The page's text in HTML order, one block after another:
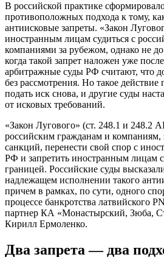
В российской практике
противоположных подхода к тому,
антиисковые запреты. «Закон
иностранным лицам судиться с
компаниями за рубежом, однако не
когда такой запрет наложен уже
арбитражные суды РФ считают, что
без рассмотрения. Но такое действие
подать иск снова, и другие суды
от исковых требований.
«Закон Лугового» (ст. 248.1 и 248.2
российским гражданам и компаниям,
санкций, перенести свой спор с
РФ и запретить иностранным лицам
границей. Российские суды
надлежащем исполнении такого
причем в рамках, по сути, одного
процессе банкротства латвийского
партнер КА «Монастырский, Зюба,
Кирилл Ермоленко.
Два запрета — два